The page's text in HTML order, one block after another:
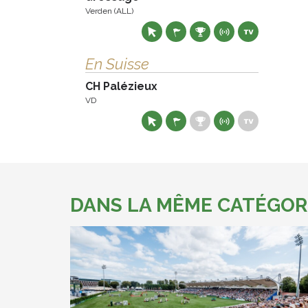
Verden (ALL)
En Suisse
CH Palézieux
VD
DANS LA MÊME